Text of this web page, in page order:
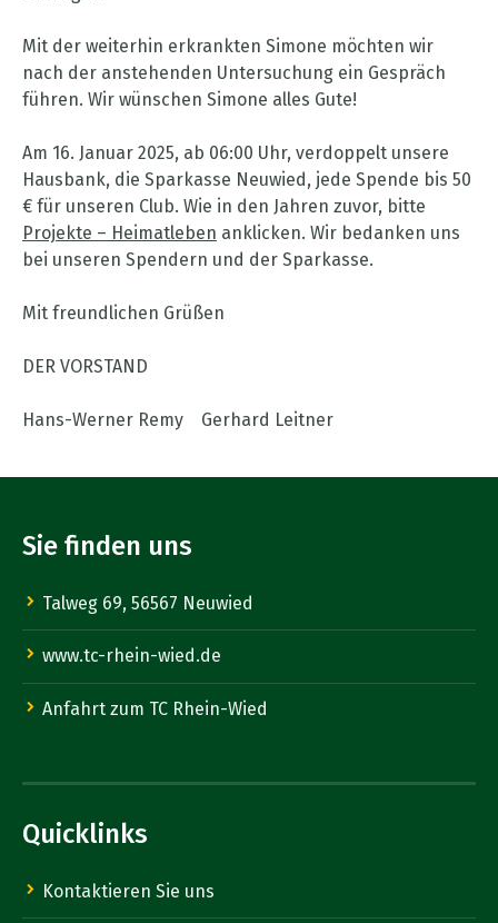
Mit der weiterhin erkrankten Simone möchten wir
nach der anstehenden Untersuchung ein Gespräch
führen. Wir wünschen Simone alles Gute!
Am 16. Januar 2025, ab 06:00 Uhr, verdoppelt unsere
Hausbank, die Sparkasse Neuwied, jede Spende bis 50
€ für unseren Club. Wie in den Jahren zuvor, bitte
Projekte – Heimatleben anklicken. Wir bedanken uns
bei unseren Spendern und der Sparkasse.
Mit freundlichen Grüßen
DER VORSTAND
Hans-Werner Remy Gerhard Leitner
Sie finden uns
Talweg 69, 56567 Neuwied
www.tc-rhein-wied.de
Anfahrt zum TC Rhein-Wied
Quicklinks
Kontaktieren Sie uns